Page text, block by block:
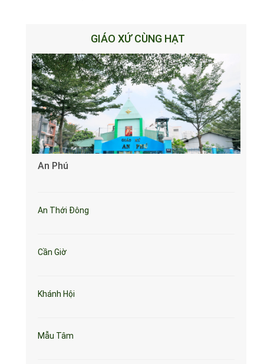
GIÁO XỨ CÙNG HẠT
An Phú
An Thới Đông
Cần Giờ
Khánh Hội
Mẫu Tâm